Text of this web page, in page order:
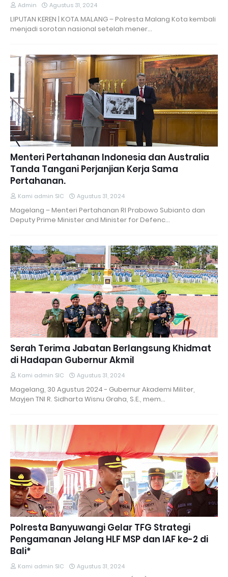
Admin Agustus 31, 2024
LIPUTAN KEREN | KOTA MALANG – Polresta Malang Kota kembali
menjadi sorotan nasional setelah mener…
Menteri Pertahanan Indonesia dan Australia
Tanda Tangani Perjanjian Kerja Sama
Pertahanan.
Kami admin SIC Agustus 31, 2024
Magelang – Menteri Pertahanan RI Prabowo Subianto dan
Deputy Prime Minister and Minister for Defenc…
Serah Terima Jabatan Berlangsung Khidmat
di Hadapan Gubernur Akmil
Kami admin SIC Agustus 31, 2024
Magelang, 30 Agustus 2024 - Gubernur Akademi Militer,
Mayjen TNI R. Sidharta Wisnu Graha, S.E., mem…
Polresta Banyuwangi Gelar TFG Strategi
Pengamanan Jelang HLF MSP dan IAF ke-2 di
Bali*
Kami admin SIC Agustus 31, 2024